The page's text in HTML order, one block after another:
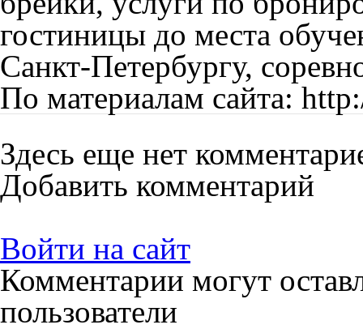
гостиницы до места
Санкт-Петербургу,
По материалам сайта:
Здесь еще нет
Добавить комментарий
Войти на сайт
Комментарии могут
пользователи